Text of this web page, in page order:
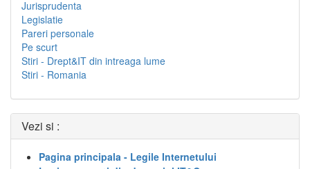
Jurisprudenta
Legislatie
Pareri personale
Pe scurt
Stiri - Drept&IT din intreaga lume
Stiri - Romania
Vezi si :
Pagina principala - Legile Internetului